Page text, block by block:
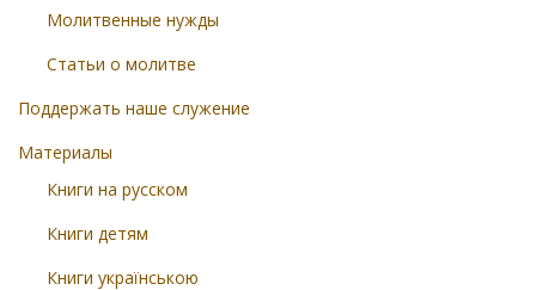
Молитвенные нужды
Статьи о молитве
Поддержать наше служение
Материалы
Книги на русском
Книги детям
Книги українською